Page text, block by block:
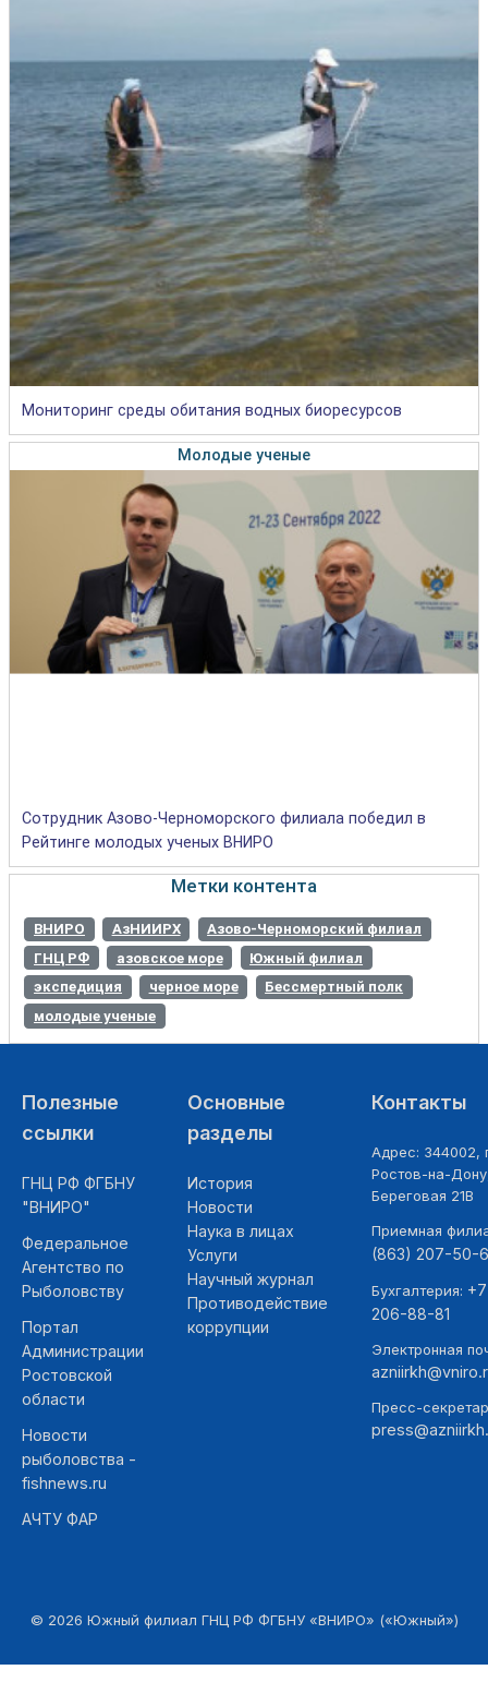
Мониторинг среды обитания водных биоресурсов
Молодые ученые
Сотрудник Азово-Черноморского филиала победил в
Рейтинге молодых ученых ВНИРО
Метки контента
ВНИРО АзНИИРХ
Азово-Черноморский филиал
ГНЦ РФ
азовское море
Южный филиал
экспедиция
черное море
Бессмертный полк
молодые ученые
Полезные
ссылки
ГНЦ РФ ФГБНУ
"ВНИРО"
Федеральное
Агентство по
Рыболовству
Портал
Администрации
Ростовской
области
Новости
рыболовства -
fishnews.ru
АЧТУ ФАР
Основные
разделы
История
Новости
Наука в лицах
Услуги
Научный журнал
Противодействие
коррупции
Контакты
Адрес: 344002,
Ростов-на-
Береговая 21В
Приемная
(863) 207-50-
Бухгалтерия:
206-88-81
Электронная
Пресс-
© 2026 Южный филиал ГНЦ РФ ФГБНУ «ВНИРО» («Южный»)